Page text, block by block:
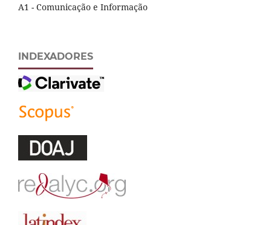
A1 - Comunicação e Informação
INDEXADORES